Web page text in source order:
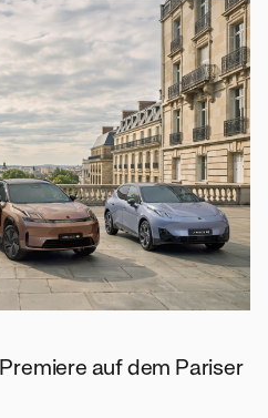
auf dem Pariser